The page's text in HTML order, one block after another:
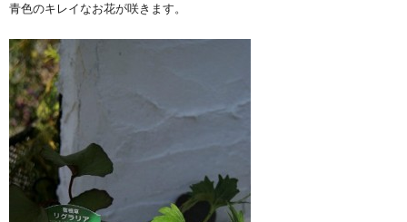
青色のキレイなお花が咲きます。